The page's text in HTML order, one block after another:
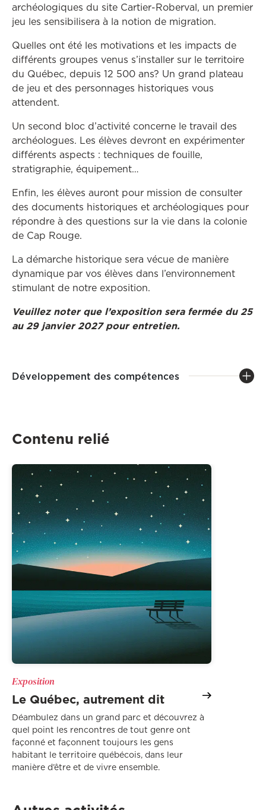
archéologiques du site Cartier-Roberval, un premier
jeu les sensibilisera à la notion de migration.
Quelles ont été les motivations et les impacts de
différents groupes venus s’installer sur le territoire
du Québec, depuis 12 500 ans? Un grand plateau
de jeu et des personnages historiques vous
attendent.
Un second bloc d’activité concerne le travail des
archéologues. Les élèves devront en expérimenter
différents aspects : techniques de fouille,
stratigraphie, équipement…
Enfin, les élèves auront pour mission de consulter
des documents historiques et archéologiques pour
répondre à des questions sur la vie dans la colonie
de Cap Rouge.
La démarche historique sera vécue de manière
dynamique par vos élèves dans l’environnement
stimulant de notre exposition.
Veuillez noter que l’exposition sera fermée du 25
au 29 janvier 2027 pour entretien.
Développement des compétences
Contenu relié
Exposition
Le Québec, autrement dit
Déambulez dans un grand parc et découvrez à
quel point les rencontres de tout genre ont
façonné et façonnent toujours les gens
habitant le territoire québécois, dans leur
manière d’être et de vivre ensemble.